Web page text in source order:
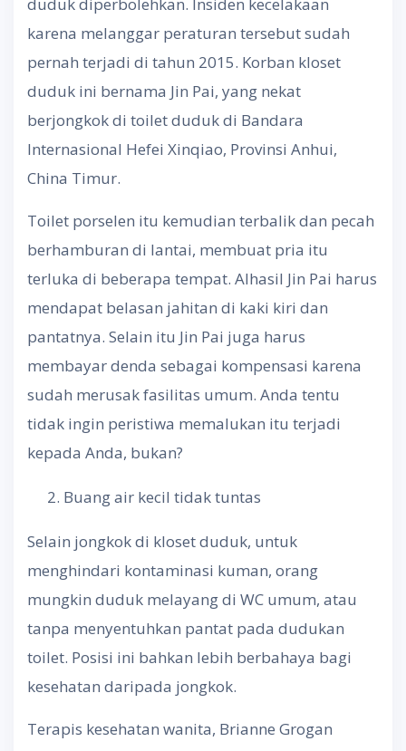
duduk diperbolehkan. Insiden kecelakaan
karena melanggar peraturan tersebut sudah
pernah terjadi di tahun 2015. Korban kloset
duduk ini bernama Jin Pai, yang nekat
berjongkok di toilet duduk di Bandara
Internasional Hefei Xinqiao, Provinsi Anhui,
China Timur.
Toilet porselen itu kemudian terbalik dan pecah
berhamburan di lantai, membuat pria itu
terluka di beberapa tempat. Alhasil Jin Pai harus
mendapat belasan jahitan di kaki kiri dan
pantatnya. Selain itu Jin Pai juga harus
membayar denda sebagai kompensasi karena
sudah merusak fasilitas umum. Anda tentu
tidak ingin peristiwa memalukan itu terjadi
kepada Anda, bukan?
Buang air kecil tidak tuntas
Selain jongkok di kloset duduk, untuk
menghindari kontaminasi kuman, orang
mungkin duduk melayang di WC umum, atau
tanpa menyentuhkan pantat pada dudukan
toilet. Posisi ini bahkan lebih berbahaya bagi
kesehatan daripada jongkok.
Terapis kesehatan wanita, Brianne Grogan